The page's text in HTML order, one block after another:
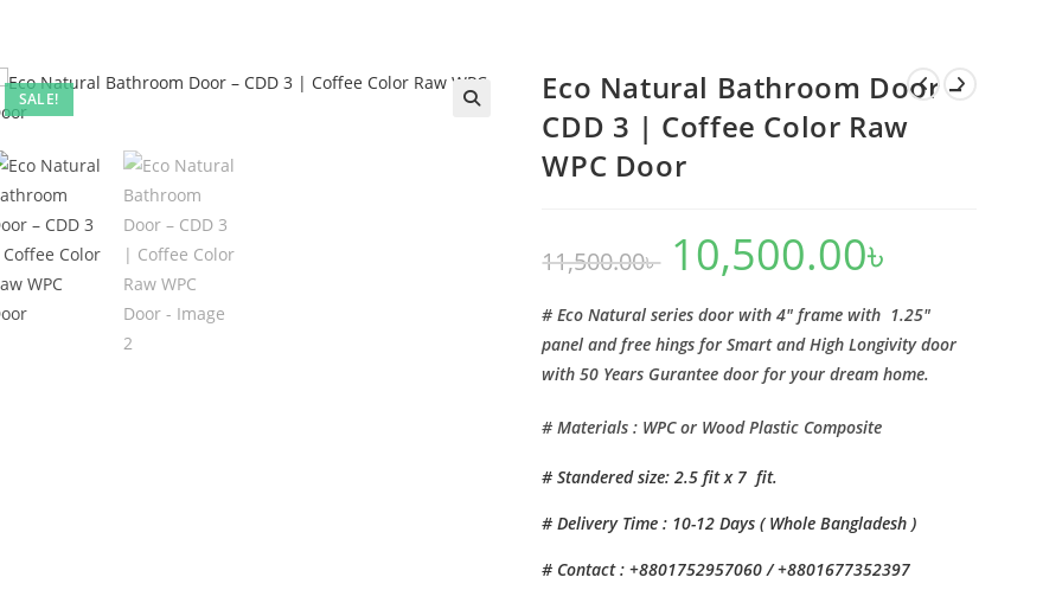
SALE!
Eco Natural Bathroom Door –
CDD 3 | Coffee Color Raw
WPC Door
11,500.00৳
Original
price
was:
10,500.00৳
# Eco Natural series door with 4″ frame with 1.25″
panel and free hings for Smart and High Longivity door
with 50 Years Gurantee door for your dream home.
# Materials : WPC or Wood Plastic Composite
# Standered size: 2.5 fit x 7 fit.
# Delivery Time : 10-12 Days ( Whole Bangladesh )
# Contact : +8801752957060 / +8801677352397